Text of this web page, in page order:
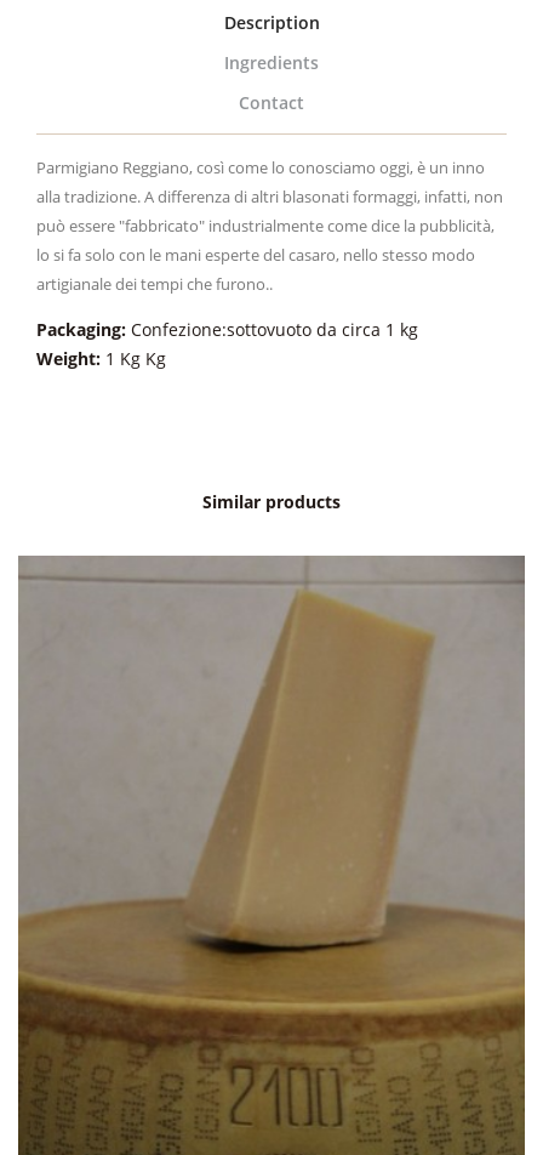
Description
Ingredients
Contact
Parmigiano Reggiano, così come lo conosciamo oggi, è un inno
alla tradizione. A differenza di altri blasonati formaggi, infatti, non
può essere "fabbricato" industrialmente come dice la pubblicità,
lo si fa solo con le mani esperte del casaro, nello stesso modo
artigianale dei tempi che furono..
Packaging: Confezione:sottovuoto da circa 1 kg
Weight: 1 Kg Kg
Similar products